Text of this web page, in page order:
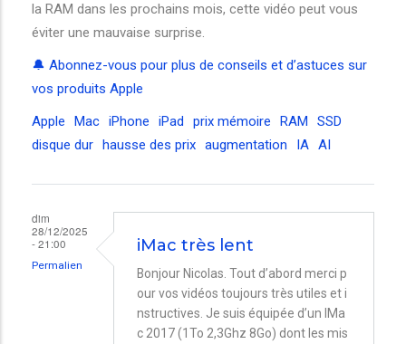
la RAM dans les prochains mois, cette vidéo peut vous
éviter une mauvaise surprise.
🔔 Abonnez-vous pour plus de conseils et d’astuces sur
vos produits Apple
Apple
Mac iPhone iPad prix mémoire RAM
SSD
disque dur hausse des prix augmentation IA AI
dim
28/12/2025
- 21:00
Permalien
iMac très lent
Bonjour Nicolas. Tout d’abord merci p
our vos vidéos toujours très utiles et i
nstructives. Je suis équipée d’un IMa
c 2017 (1To 2,3Ghz 8Go) dont les mis